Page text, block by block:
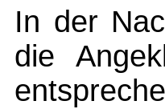
In der
die